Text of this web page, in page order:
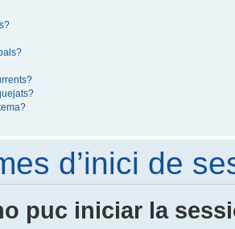
d’inici de
puc iniciar la